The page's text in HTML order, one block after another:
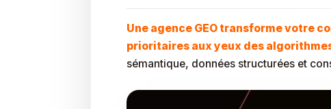
Une agence GEO transforme votre
prioritaires aux yeux des
sémantique, données structurées et